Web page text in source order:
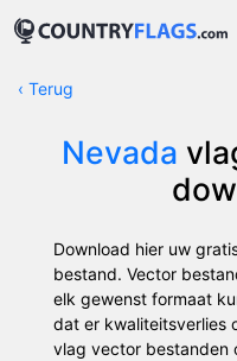
‹ Terug
Nevada
Download hier uw
bestand. Vector
elk gewenst formaat
dat er kwaliteitsverlies
vlag vector bestanden